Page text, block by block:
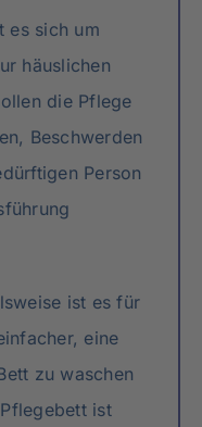
es sich um
häuslichen
die Pflege
Beschwerden
Person
ist es für
eine
zu waschen
ist